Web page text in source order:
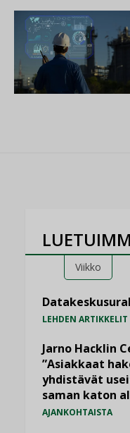
Viikko
LEHDEN ARTIKKELIT
Jarno Hacklin
”Asiakkaat
yhdistävät
saman katon
AJANKOHTAISTA